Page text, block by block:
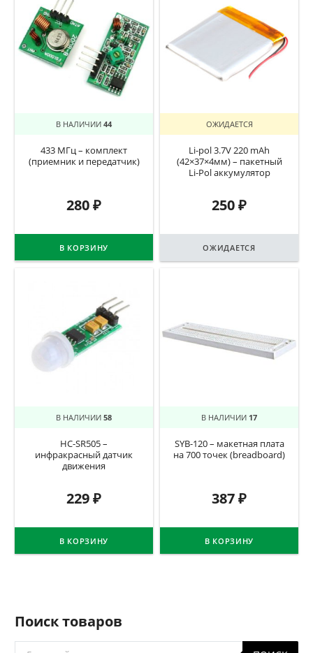
В НАЛИЧИИ 44
433 МГц – комплект
(приемник и передатчик)
280₽
В КОРЗИНУ
ОЖИДАЕТСЯ
Li-pol 3.7V 220 mAh
(42×37×4мм) – пакетный
Li-Pol аккумулятор
250₽
ОЖИДАЕТСЯ
В НАЛИЧИИ 58
HC-SR505 –
инфракрасный датчик
движения
229₽
В КОРЗИНУ
В НАЛИЧИИ 17
SYB-120 – макетная плата
на 700 точек (breadboard)
387₽
В КОРЗИНУ
Поиск товаров